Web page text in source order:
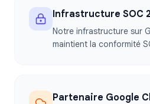
Infrastructure SOC 2
Notre infrastructure sur
maintient la conformité
Partenaire Google